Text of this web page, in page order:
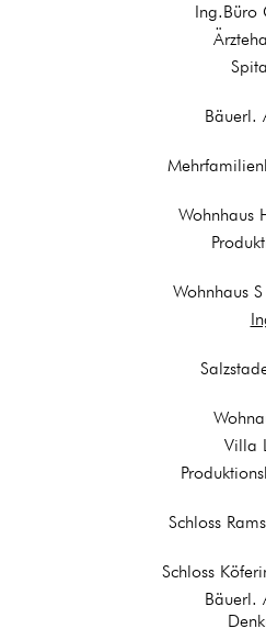
Ing.Büro
Bäuerl.
Wohnhaus
Wohnhaus
Villa
Schloss
Schloss
Bäuerl.